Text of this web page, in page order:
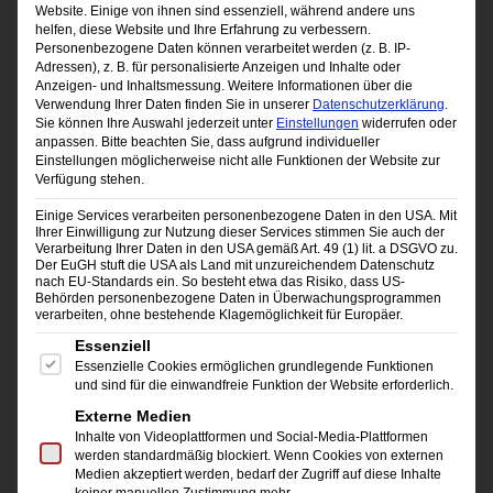
we take a deep dive into the process of
producing a smash hit. From the first studio
session to the final polished track, discover the
secrets behind creating a song that connects
with millions of fans. This week, we’re breaking
down the sound of Die With a Smile—the track
that’s currently taking the world by storm.
Trending on Social Media: The Songs You’re
Talking About
We know you’re always on your phone, scrolling
through your social media feeds—and so are
we! That’s why we’re keeping tabs on the latest
Website. Einige von ihnen sind essenziell, während andere uns
helfen, diese Website und Ihre Erfahrung zu verbessern.
Personenbezogene Daten können verarbeitet werden (z. B. IP-
Adressen), z. B. für personalisierte Anzeigen und Inhalte oder
Anzeigen- und Inhaltsmessung. Weitere Informationen über die
Verwendung Ihrer Daten finden Sie in unserer Datenschutzerklärung.
Sie können Ihre Auswahl jederzeit unter Einstellungen widerrufen oder
anpassen. Bitte beachten Sie, dass aufgrund individueller
Einstellungen möglicherweise nicht alle Funktionen der Website zur
Verfügung stehen.
Einige Services verarbeiten personenbezogene Daten in den USA. Mit
Ihrer Einwilligung zur Nutzung dieser Services stimmen Sie auch der
Verarbeitung Ihrer Daten in den USA gemäß Art. 49 (1) lit. a DSGVO zu.
Der EuGH stuft die USA als Land mit unzureichendem Datenschutz
nach EU-Standards ein. So besteht etwa das Risiko, dass US-
Behörden personenbezogene Daten in Überwachungsprogrammen
verarbeiten, ohne bestehende Klagemöglichkeit für Europäer.
Es folgt eine Liste der Service-Gruppen, für die eine
Essenziell
Essenzielle Cookies ermöglichen grundlegende Funktionen
und sind für die einwandfreie Funktion der Website erforderlich.
Externe Medien
Inhalte von Videoplattformen und Social-Media-Plattformen
werden standardmäßig blockiert. Wenn Cookies von externen
Medien akzeptiert werden, bedarf der Zugriff auf diese Inhalte